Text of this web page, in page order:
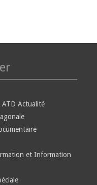
ATD Actualité
et Information